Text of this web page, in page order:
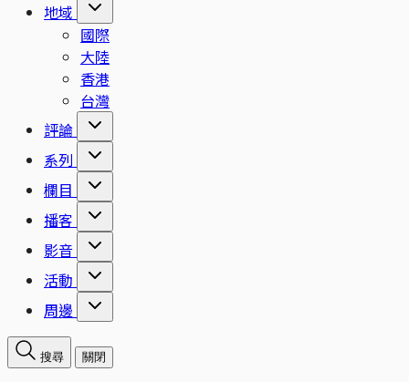
地域
國際
大陸
香港
台灣
評論
系列
欄目
播客
影音
活動
周邊
搜尋 關閉